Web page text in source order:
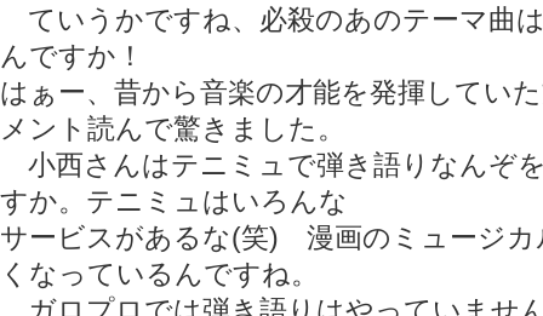
ていうかですね、必殺のあのテーマ曲
んですか！
はぁー、昔から音楽の才能を発揮してい
メント読んで驚きました。
小西さんはテニミュで弾き語りなんぞ
すか。テニミュはいろんな
サービスがあるな(笑) 漫画のミュージカ
くなっているんですね。